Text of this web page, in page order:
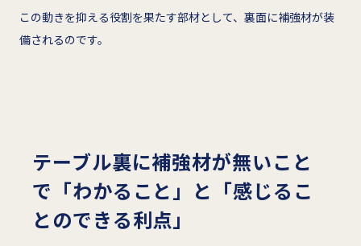
この動きを抑える役割を果たす部材として、裏面に補強材が装
備されるのです。
テーブル裏に補強材が無いこと
で「わかること」と「感じるこ
とのできる利点」